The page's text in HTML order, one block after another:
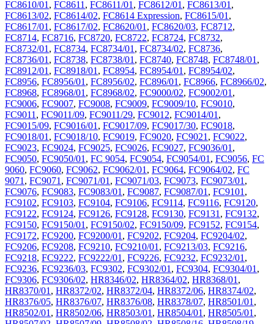
FC8610/01 , FC8611 , FC8611/01 , FC8612/01 , FC8613/01 ,
FC8613/02, FC8614/02, FC8614 Expression, FC8615/01 ,
FC8617/01 , FC8617/02, FC8620/01 , FC8620/03, FC8712,
FC8714, FC8716, FC8720, FC8722, FC8724, FC8732,
FC8732/01 , FC8734, FC8734/01 , FC8734/02, FC8736,
FC8736/01 , FC8738, FC8738/01 , FC8740, FC8748, FC8748/01 ,
FC8912/01 , FC8918/01 , FC8954, FC8954/01 , FC8954/02,
FC8956, FC8956/01 , FC8956/02, FC896/01 , FC8966, FC8966/02,
FC8968, FC8968/01 , FC8968/02, FC9000/02, FC9002/01 ,
FC9006, FC9007, FC9008, FC9009, FC9009/10, FC9010,
FC9011 , FC9011/09, FC9011/29, FC9012, FC9014/01 ,
FC9015/09, FC9016/01 , FC9017/09, FC9017/30, FC9018,
FC9018/01 , FC9018/10, FC9019, FC9020, FC9021 , FC9022,
FC9023, FC9024, FC9025, FC9026, FC9027, FC9036/01 ,
FC9050, FC9050/01 , FC 9054, FC9054, FC9054/01 , FC9056, FC
9060, FC9060, FC9062, FC9062/01 , FC9064, FC9064/02, FC
9071 , FC9071 , FC9071/01 , FC9071/03, FC9073, FC9073/01 ,
FC9076, FC9083, FC9083/01 , FC9087, FC9087/01 , FC9101 ,
FC9102, FC9103, FC9104, FC9106, FC9114, FC9116, FC9120,
FC9122, FC9124, FC9126, FC9128, FC9130, FC9131 , FC9132,
FC9150, FC9150/01 , FC9150/02, FC9150/09, FC9152, FC9154,
FC9172, FC9200, FC9200/01 , FC9202, FC9204, FC9204/02,
FC9206, FC9208, FC9210, FC9210/01 , FC9213/03, FC9216,
FC9218, FC9222, FC9222/01 , FC9226, FC9232, FC9232/01 ,
FC9236, FC9236/03, FC9302, FC9302/01 , FC9304, FC9304/01 ,
FC9306, FC9306/02, HR8346/02, HR8364/02, HR8368/01 ,
HR8370/01 , HR8372/02, HR8372/04, HR8372/06, HR8374/02,
HR8376/05, HR8376/07, HR8376/08, HR8378/07, HR8501/01 ,
HR8502/01 , HR8502/06, HR8503/01 , HR8504/01 , HR8505/01 ,